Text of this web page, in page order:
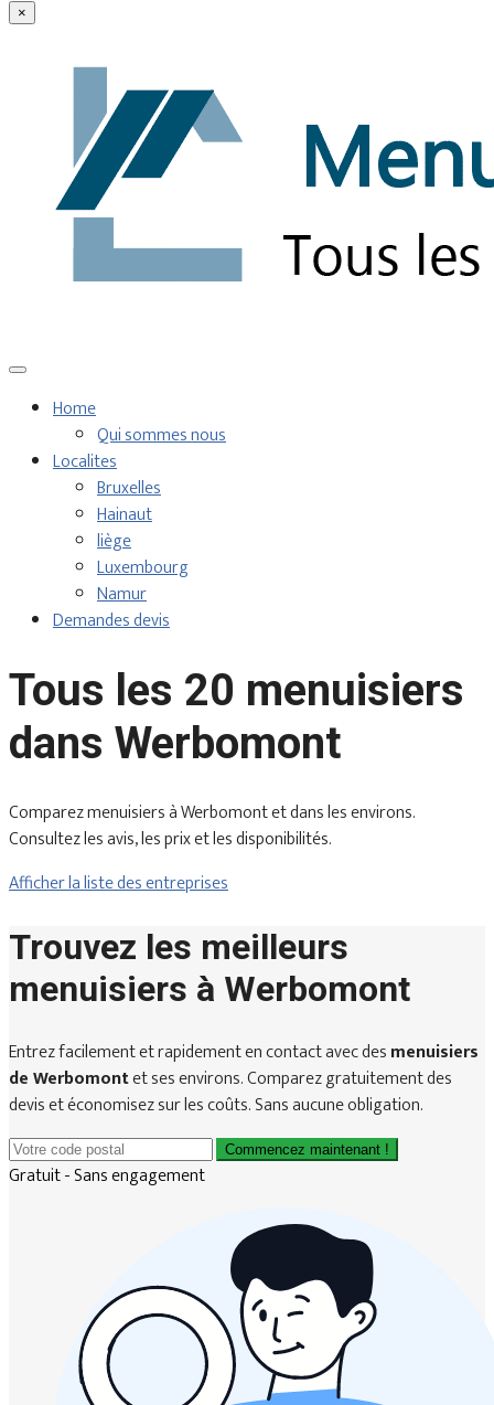
×
Home
Qui sommes nous
Localites
Bruxelles
Hainaut
liège
Luxembourg
Namur
Demandes devis
Tous les 20 menuisiers
dans Werbomont
Comparez menuisiers à Werbomont et dans les environs.
Consultez les avis, les prix et les disponibilités.
Afficher la liste des entreprises
Trouvez les meilleurs
menuisiers à Werbomont
Entrez facilement et rapidement en contact avec desmenuisiers
de Werbomontet ses environs. Comparez gratuitement des
devis et économisez sur les coûts. Sans aucune obligation.
Commencez maintenant !
Gratuit - Sans engagement